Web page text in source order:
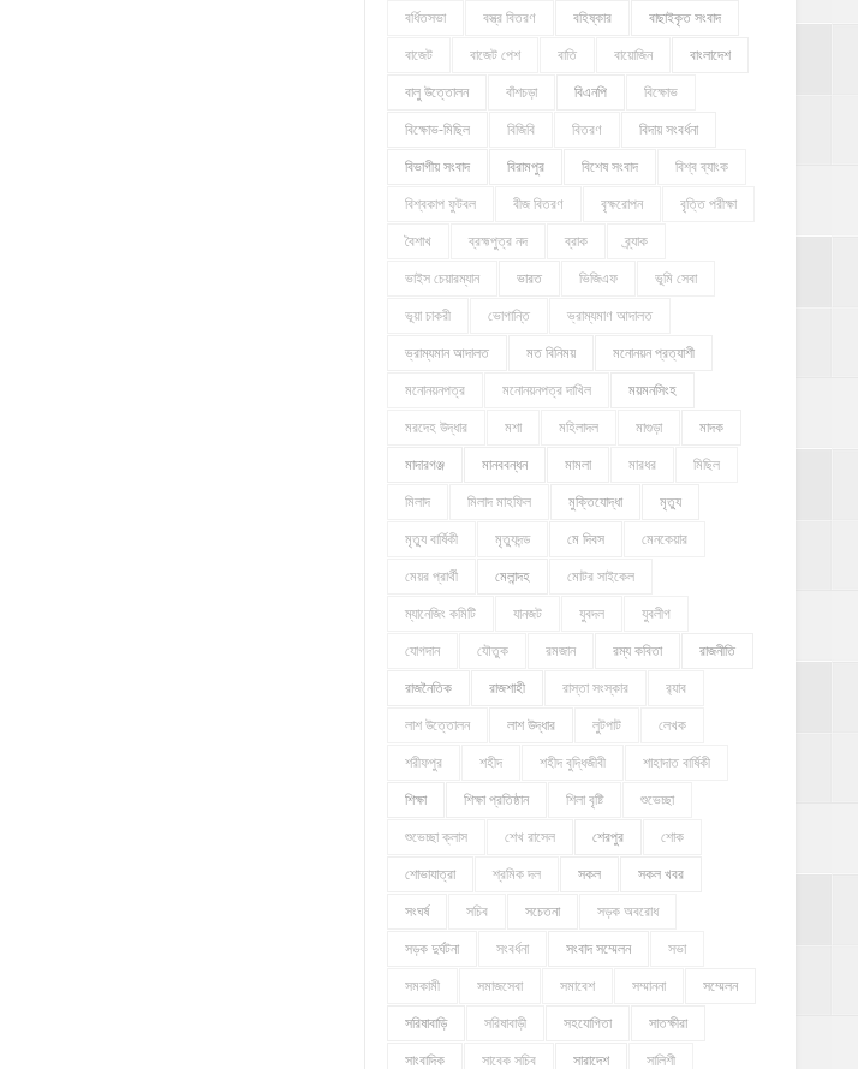
বর্ধিতসভা বস্ত্র বিতরণ বহিষ্কার বাছাইকৃত সংবাদ
বাজেট বাজেট পেশ বাতি বায়োজিন বাংলাদেশ
বালু উত্তোলন বাঁশচড়া বিএনপি বিক্ষোভ
বিক্ষোভ-মিছিল বিজিবি বিতরণ বিদায় সংবর্ধনা
বিভাগীয় সংবাদ বিরামপুর বিশেষ সংবাদ বিশ্ব ব্যাংক
বিশ্বকাপ ফুটবল বীজ বিতরণ বৃক্ষরোপন বৃত্তি পরীক্ষা
বৈশাখ ব্রহ্মপুত্র নদ ব্রাক ব্র্যাক
ভাইস চেয়ারম্যান ভারত ভিজিএফ ভূমি সেবা
ভূয়া চাকরী ভোগান্তি ভ্রাম্যমাণ আদালত
ভ্রাম্যমান আদালত মত বিনিময় মনোনয়ন প্রত্যাশী
মনোনয়নপত্র মনোনয়নপত্র দাখিল ময়মনসিংহ
মরদেহ উদ্ধার মশা মহিলাদল মাগুড়া মাদক
মাদারগঞ্জ মানববন্ধন মামলা মারধর মিছিল
মিলাদ মিলাদ মাহফিল মুক্তিযোদ্ধা মৃত্যু
মৃত্যু বার্ষিকী মৃত্যুদন্ড মে দিবস মেনকেয়ার
মেয়র প্রার্থী মেলান্দহ মোটর সাইকেল
ম্যানেজিং কমিটি যানজট যুবদল যুবলীগ
যোগদান যৌতুক রমজান রম্য কবিতা রাজনীতি
রাজনৈতিক রাজশাহী রাস্তা সংস্কার র‍্যাব
লাশ উত্তোলন লাশ উদ্ধার লুটপাট লেখক
শরীফপুর শহীদ শহীদ বুদ্ধিজীবী শাহাদাত বার্ষিকী
শিক্ষা শিক্ষা প্রতিষ্ঠান শিলা বৃষ্টি শুভেচ্ছা
শুভেচ্ছা ক্লাস শেখ রাসেল শেরপুর শোক
শোভাযাত্রা শ্রমিক দল সকল সকল খবর
সংঘর্ষ সচিব সচেতনা সড়ক অবরোধ
সড়ক দুর্ঘটনা সংবর্ধনা সংবাদ সম্মেলন সভা
সমকামী সমাজসেবা সমাবেশ সম্মাননা সম্মেলন
সরিষাবাড়ি সরিষাবাড়ী সহযোগিতা সাতক্ষীরা
সাংবাদিক সাবেক সচিব সারাদেশ সালিশী